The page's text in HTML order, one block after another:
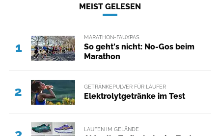
MEIST GELESEN
1
MARATHON-FAUXPAS
So geht's nicht: No-Gos beim
Marathon
2 GETRÄNKEPULVER FÜR LÄUFER
Elektrolytgetränke im Test
LAUFEN IM GELÄNDE